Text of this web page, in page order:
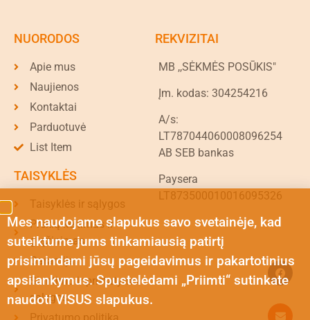
NUORODOS
Apie mus
Naujienos
Kontaktai
Parduotuvė
List Item
TAISYKLĖS
Taisyklės ir sąlygos
Prekių keitimas ir
grąžinimas
Garantija
Siuntimo ir pristatymo
sąlygos
REKVIZITAI
MB ,,SĖKMĖS POSŪKIS"
Įm. kodas: 304254216
A/s:
LT787044060008096254
AB SEB bankas
Paysera
LT873500010016095326
Mes naudojame slapukus savo svetainėje, kad
suteiktume jums tinkamiausią patirtį
prisimindami jūsų pageidavimus ir pakartotinius
apsilankymus. Spustelėdami „Priimti“ sutinkate
naudoti VISUS slapukus.